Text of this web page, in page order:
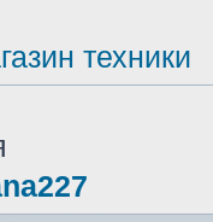
техники